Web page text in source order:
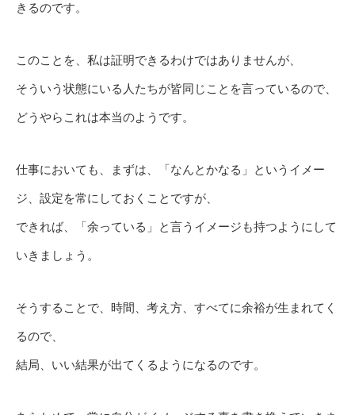
きるのです。
このことを、私は証明できるわけではありませんが、
そういう状態にいる人たちが皆同じことを言っているので、
どうやらこれは本当のようです。
仕事においても、まずは、「なんとかなる」というイメー
ジ、設定を常にしておくことですが、
できれば、「余っている」と言うイメージも持つようにして
いきましょう。
そうすることで、時間、考え方、すべてに余裕が生まれてく
るので、
結局、いい結果が出てくるようになるのです。